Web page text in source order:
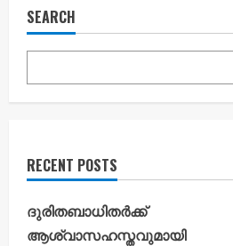
SEARCH
RECENT POSTS
ദുരിതബാധിതർക്ക്
ആശ്വാസഹസ്തവുമായി